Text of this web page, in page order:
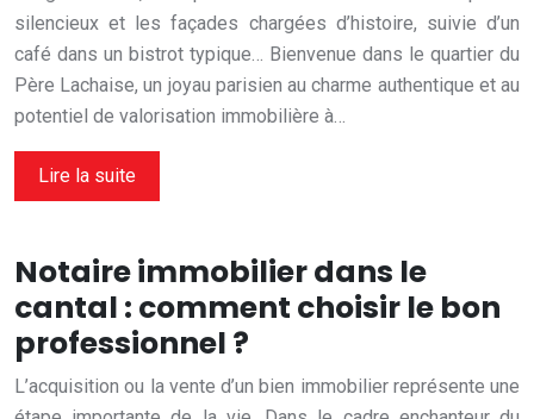
silencieux et les façades chargées d’histoire, suivie d’un
café dans un bistrot typique… Bienvenue dans le quartier du
Père Lachaise, un joyau parisien au charme authentique et au
potentiel de valorisation immobilière à…
Lire la suite
Notaire immobilier dans le
cantal : comment choisir le bon
professionnel ?
L’acquisition ou la vente d’un bien immobilier représente une